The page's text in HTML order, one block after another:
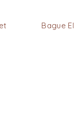
Bague